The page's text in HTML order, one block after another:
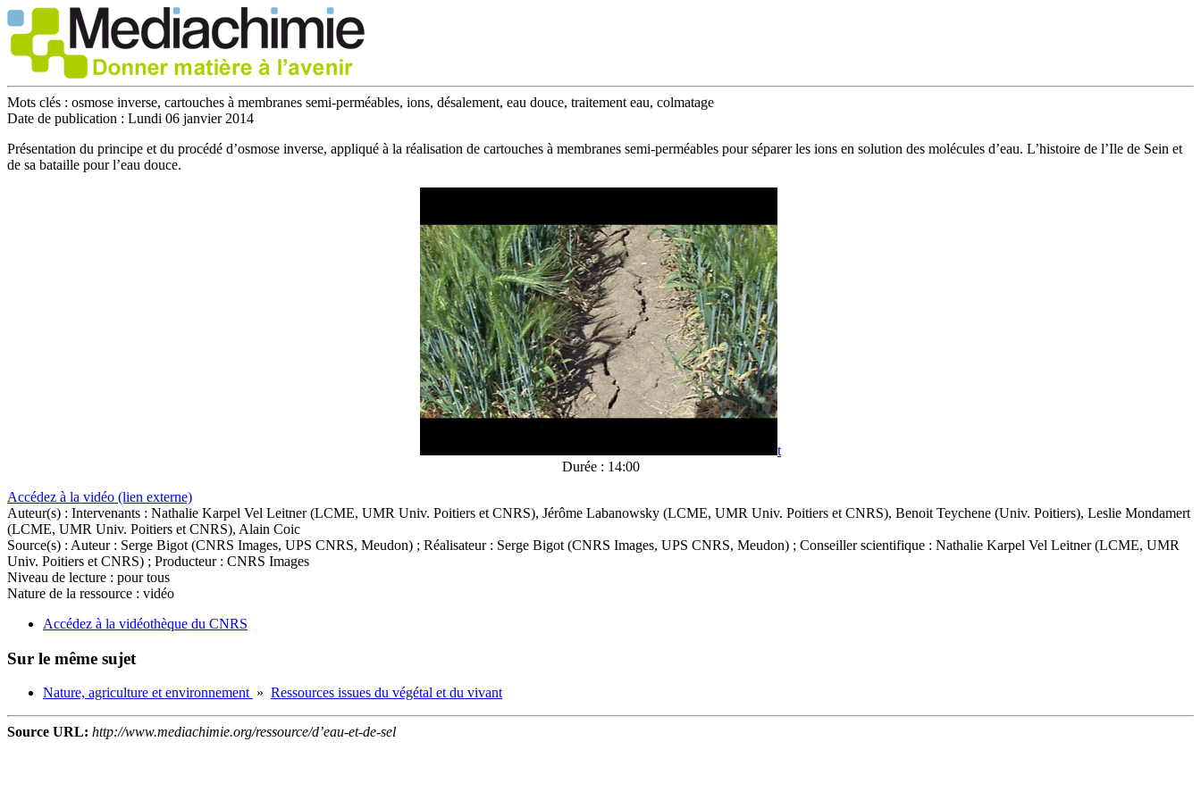
Mots clés : osmose inverse, cartouches à membranes semi-perméables, ions, désalement, eau douce, traitement eau, colmatage
Date de publication : Lundi 06 janvier 2014
Présentation du principe et du procédé d’osmose inverse, appliqué à la réalisation de cartouches à membranes semi-perméables pour séparer les ions en solution des molécules d’eau. L’histoire de l’Ile de Sein et
de sa bataille pour l’eau douce.
t
Durée : 14:00
Accédez à la vidéo (lien externe)
Auteur(s) : Intervenants : Nathalie Karpel Vel Leitner (LCME, UMR Univ. Poitiers et CNRS), Jérôme Labanowsky (LCME, UMR Univ. Poitiers et CNRS), Benoit Teychene (Univ. Poitiers), Leslie Mondamert
(LCME, UMR Univ. Poitiers et CNRS), Alain Coic
Source(s) : Auteur : Serge Bigot (CNRS Images, UPS CNRS, Meudon) ; Réalisateur : Serge Bigot (CNRS Images, UPS CNRS, Meudon) ; Conseiller scientifique : Nathalie Karpel Vel Leitner (LCME, UMR
Univ. Poitiers et CNRS) ; Producteur : CNRS Images
Niveau de lecture : pour tous
Nature de la ressource : vidéo
Accédez à la vidéothèque du CNRS
Sur le même sujet
Nature, agriculture et environnement » Ressources issues du végétal et du vivant
Source URL: http://www.mediachimie.org/ressource/d’eau-et-de-sel